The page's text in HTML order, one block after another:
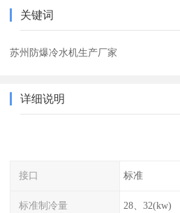
关键词
苏州防爆冷水机生产厂家
详细说明
接口 标准
标准制冷量 28、32(kw)